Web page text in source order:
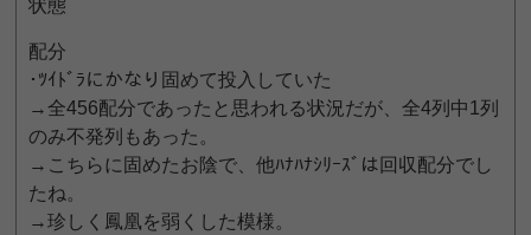
状態
配分
･ﾂｲﾄﾞﾗにかなり固めて投入していた
→全456配分であったと思われる状況だが、全4列中1列
のみ不発列もあった。
→こちらに固めたお陰で、他ﾊﾅﾊﾅｼﾘｰｽﾞは回収配分でし
たね。
→珍しく鳳凰を弱くした模様。